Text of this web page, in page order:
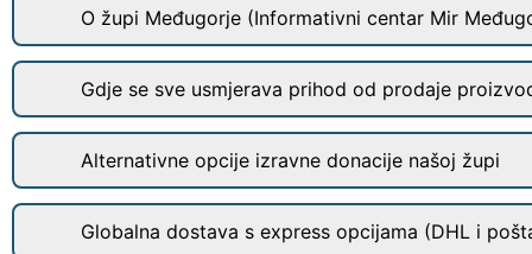
O župi Međugorje (Informativni centar Mir
Gdje se sve usmjerava prihod od prodaje
Alternativne opcije izravne donacije našoj župi
Globalna dostava s express opcijama (DHL i